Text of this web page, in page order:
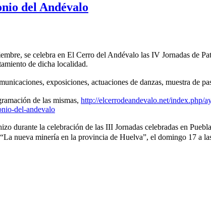
del Andévalo
se celebra en El Cerro del Andévalo las IV Jornadas de
de dicha localidad.
exposiciones, actuaciones de danzas, muestra de
de las mismas, http://elcerrodeandevalo.net/index.php/
del-andevalo
durante la celebración de las III Jornadas celebradas en
nueva minería en la provincia de Huelva”, el domingo 17 a